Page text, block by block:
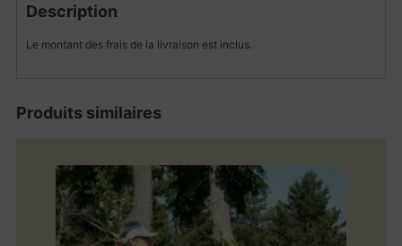
Description
Le montant des frais de la livraison est inclus.
Produits similaires